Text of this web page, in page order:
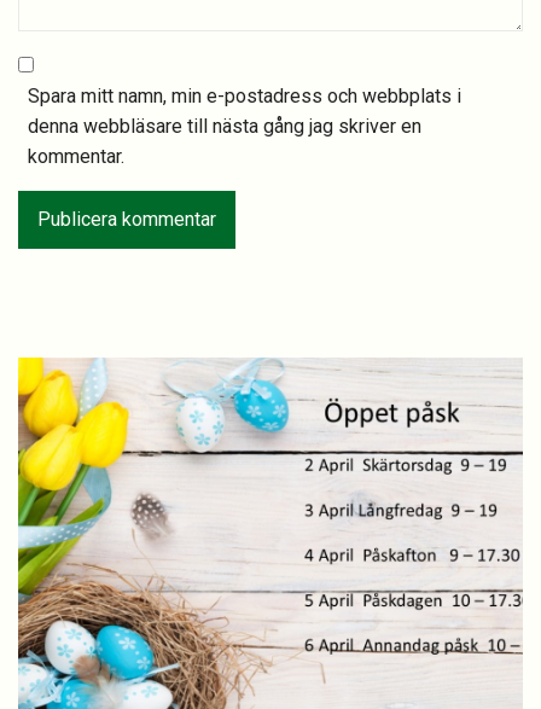
Spara mitt namn, min e-postadress och webbplats i
denna webbläsare till nästa gång jag skriver en
kommentar.